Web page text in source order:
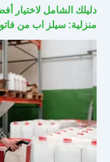
دليلك الشامل لاختيار
منزلية: سيلز اب من